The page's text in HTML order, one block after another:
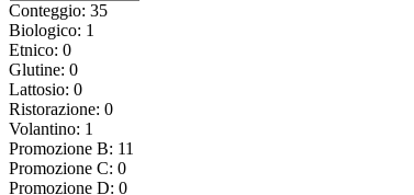
Conteggio: 35
Biologico: 1
Etnico: 0
Glutine: 0
Lattosio: 0
Ristorazione: 0
Volantino: 1
Promozione B: 11
Promozione C: 0
Promozione D: 0